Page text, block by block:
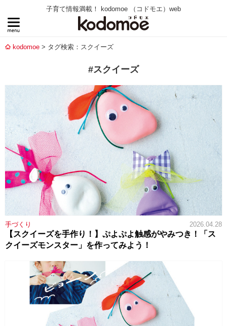
子育て情報満載！ kodomoe （コドモエ）web
kodomoe タグ検索：スクイーズ
#スクイーズ
手づくり 2026.04.28
【スクイーズを手作り！】ぷよぷよ触感がやみつき！「ス
クイーズモンスター」を作ってみよう！